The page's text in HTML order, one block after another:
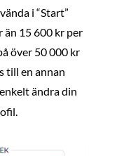
i “Start”
än 15 600 kr per
över 50 000 kr
till en annan
ändra din